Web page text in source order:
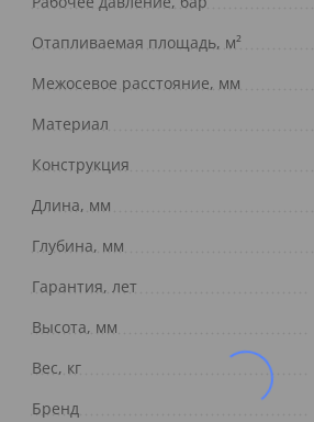
Отапливаемая площадь, м²
Межосевое расстояние, мм
Материал
Конструкция
Длина, мм
Глубина, мм
Гарантия, лет
Высота, мм
Вес, кг
Бренд